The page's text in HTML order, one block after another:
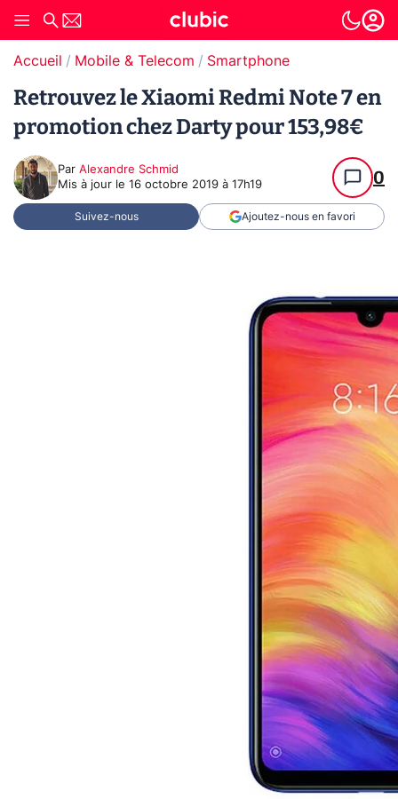
Accueil Mobile & Telecom Smartphone
Retrouvez le Xiaomi Redmi Note 7 en
promotion chez Darty pour 153,98€
Par Alexandre Schmid
Mis à jour le 16 octobre 2019 à 17h19 0
Suivez-nous Ajoutez-nous en favori